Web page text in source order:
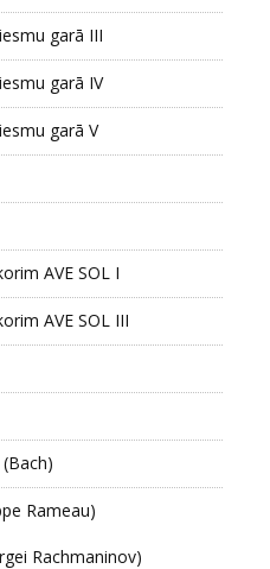
garā III
garā IV
garā V
AVE SOL I
AVE SOL III
Rameau)
Rachmaninov)